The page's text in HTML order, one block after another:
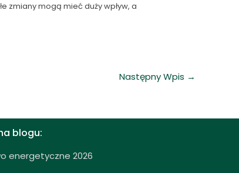
zmiany mogą mieć duży wpływ, a
Następny Wpis →
blogu:
energetyczne 2026